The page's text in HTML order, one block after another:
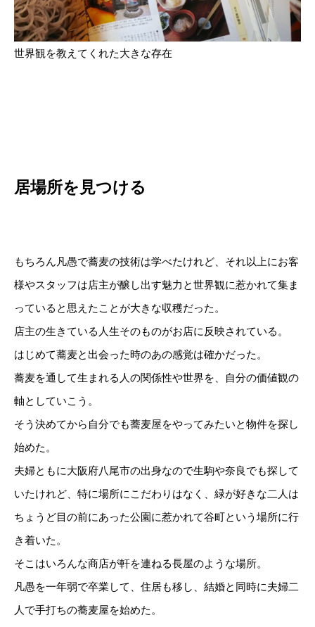
世界観を教えてくれた大きな存在
居場所を見つける
もちろん凡愚で蕎麦の技術は学べたけれど、それ以上にお客
様やスタッフは店主が醸し出す魅力と世界観に惹かれて集ま
っていると思えたことが大きな収穫だった。
店主の生きている人生そのものがお店に反映されている。
はじめて蕎麦と出会った時のあの感覚は確かだった。
蕎麦を通して生まれる人の関係性や世界を、自分の価値観の
軸としていこう。
そう決めてから自分でも蕎麦屋をやってみたいと物件を探し
始めた。
夫婦ともに大阪府八尾市の出身なので生駒や奈良でも探して
いたけれど、特に場所にこだわりはなく、緑が好きな二人は
ちょうど目の前にあった公園に惹かれて谷町という場所に行
き着いた。
そこはいろんな商店が軒を連ねる長屋のような場所。
凡愚を一年弱で卒業して、住居も移し、結婚と同時に夫婦二
人で手打ちの蕎麦屋を始めた。